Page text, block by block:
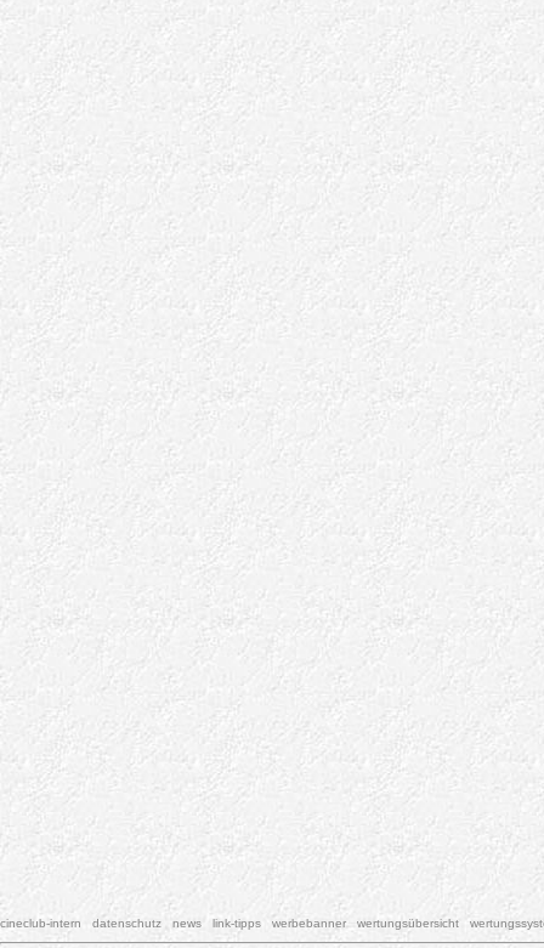
cineclub-intern datenschutz news link-tipps werbebanner wertungsübersicht